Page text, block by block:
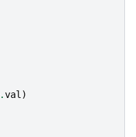
.val )